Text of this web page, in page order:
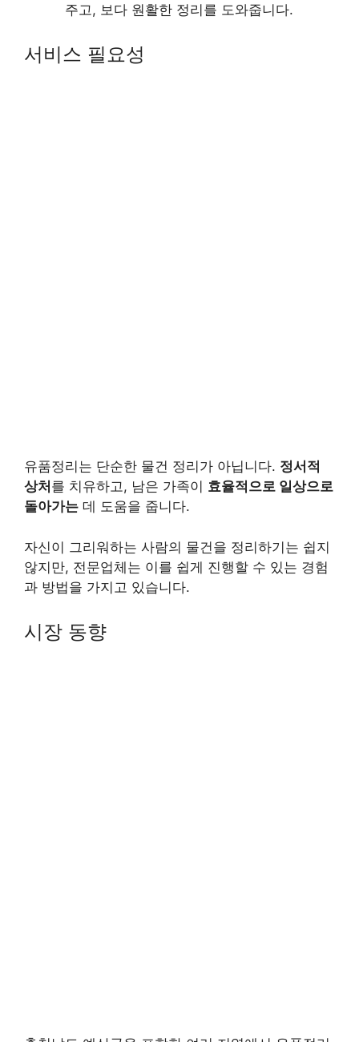
주고, 보다 원활한 정리를 도와줍니다.
서비스 필요성
유품정리는 단순한 물건 정리가 아닙니다. 정서적
상처 를 치유하고, 남은 가족이 효율적으로 일상으로
돌아가는 데 도움을 줍니다.
자신이 그리워하는 사람의 물건을 정리하기는 쉽지
않지만, 전문업체는 이를 쉽게 진행할 수 있는 경험
과 방법을 가지고 있습니다.
시장 동향